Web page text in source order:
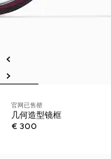
官网已售罄
几何造型镜框
€ 300